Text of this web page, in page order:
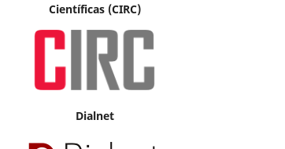
Científicas (CIRC)
Dialnet